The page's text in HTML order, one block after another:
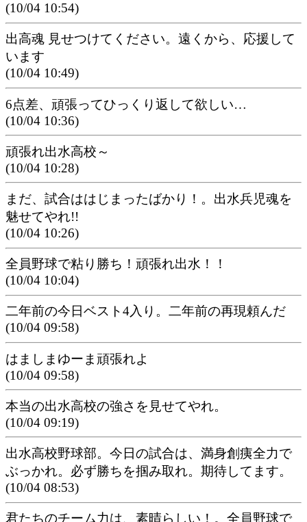
(10/04 10:54)
出高魂 見せつけてください。遠くから、応援して
います
(10/04 10:49)
6点差、頑張ってひっくり返して欲しい…
(10/04 10:36)
頑張れ出水高校～
(10/04 10:28)
まだ、試合ははじまったばかり！。出水兵児魂を
魅せてやれ!!
(10/04 10:26)
全員野球で粘り勝ち！頑張れ出水！！
(10/04 10:04)
二年前の今日ベスト4入り。二年前の再現頼んだ
(10/04 09:58)
はましまゆーま頑張れよ
(10/04 09:58)
本当の出水高校の強さを見せてやれ。
(10/04 09:19)
出水高校野球部。今日の試合は、満身創痍全力で
ぶっかれ。必ず勝ちを掴み取れ。期待してます。
(10/04 08:53)
君たちのチーム力は、素晴らしい！。全員野球で